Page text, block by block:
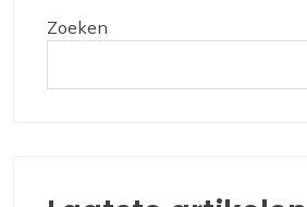
Zoeken